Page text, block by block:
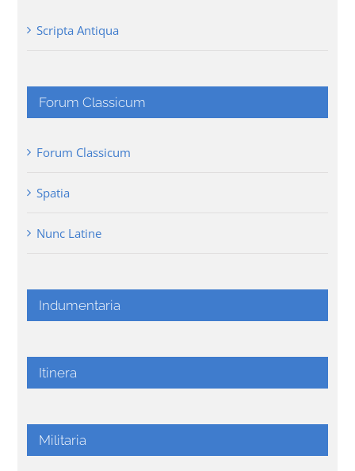
Scripta Antiqua
Forum Classicum
Forum Classicum
Spatia
Nunc Latine
Indumentaria
Itinera
Militaria